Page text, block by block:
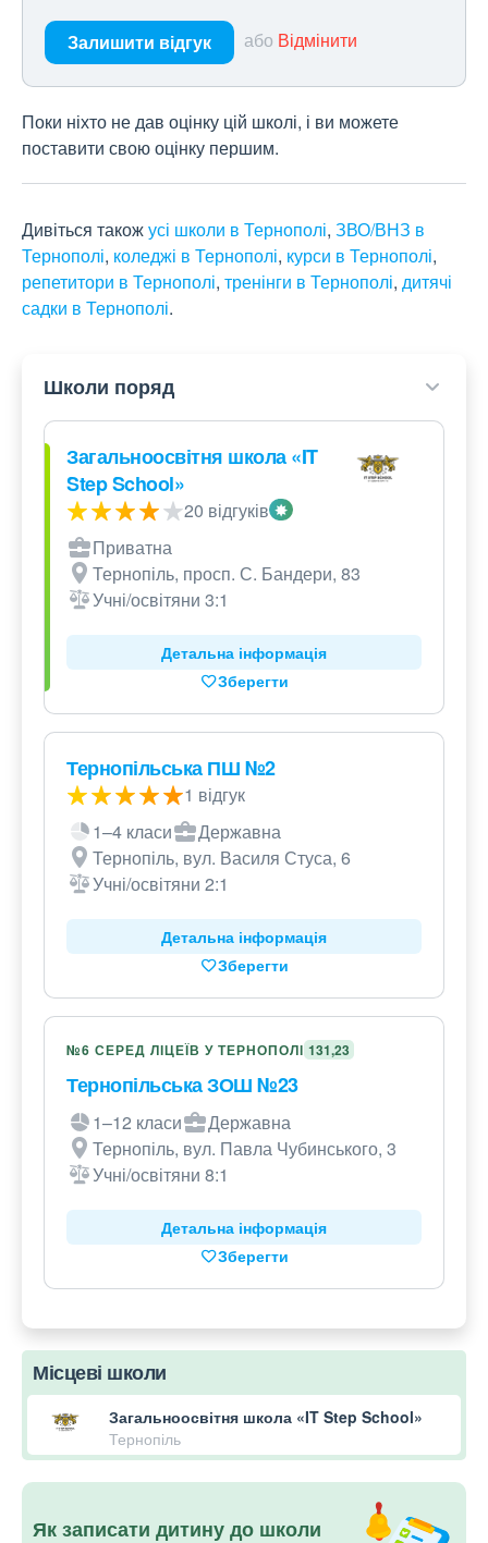
Залишити відгук або Відмінити
Поки ніхто не дав оцінку цій школі, і ви можете
поставити свою оцінку першим.
Дивіться такожусі школи в Тернополі, ЗВО/ВНЗ в
Тернополі, коледжі в Тернополі, курси в Тернополі,
репетитори в Тернополі, тренінги в Тернополі, дитячі
садки в Тернополі.
Школи поряд
Загальноосвітня школа «IT
Step School»
20 відгуків
Приватна
Тернопіль, просп. С. Бандери, 83
Учні/освітяни 3:1
Детальна інформація
Зберегти
Тернопільська ПШ №2
1 відгук
1–4 класи
Державна
Тернопіль, вул. Василя Стуса, 6
Учні/освітяни 2:1
Детальна інформація
Зберегти
№6 СЕРЕД ЛІЦЕЇВ У ТЕРНОПОЛІ 131,23
Тернопільська ЗОШ №23
1–12 класи
Державна
Тернопіль, вул. Павла Чубинського, 3
Учні/освітяни 8:1
Детальна інформація
Зберегти
Місцеві школи
Загальноосвітня школа «IT Step School»
Тернопіль
Як записати дитину до школи